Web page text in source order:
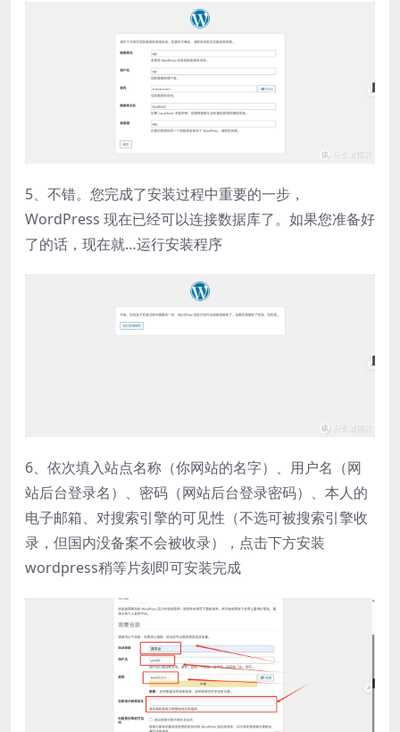
5、不错。您完成了安装过程中重要的一步，
WordPress 现在已经可以连接数据库了。如果您准备好
了的话，现在就…运行安装程序
6、依次填入站点名称（你网站的名字）、用户名（网
站后台登录名）、密码（网站后台登录密码）、本人的
电子邮箱、对搜索引擎的可见性（不选可被搜索引擎收
录，但国内没备案不会被收录），点击下方安装
wordpress稍等片刻即可安装完成